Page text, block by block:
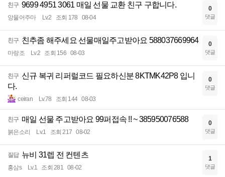
친구 9699 4951 3061 매일 선물 교환 친구 구합니다.
앙물어주마 Lv.2 조회 178 08-04
0
댓글
친구 친추좀 해주세요 선물매일주고받아요 588037669964
마랑조 Lv.2 조회 156 08-03
0
댓글
친구 신규 복귀 리퍼럴코드 필요하신분 8KTMK42P8 입니
다.
ceiran Lv.78 조회 144 08-03
0
댓글
친구 매일 선물 주고받아요 99퍼접속 !! ~ 385950076588
붉은소리 Lv.1 조회 217 08-02
0
댓글
질답 뉴비 31렙 전 컨텐츠
홍삼s Lv.1 조회 281 08-02
1
댓글